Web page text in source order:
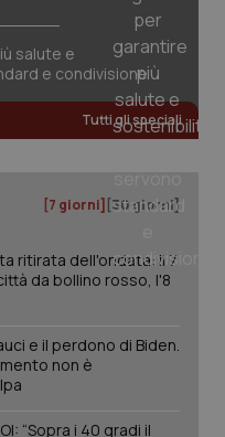
salute e
e condivisione
Tutti gli speciali
[7 giorni] [30 giorni]
ritirata dell'ondata: il 7
da bollino rosso, l'8
e il perdono di Biden.
non è
“Sopra i 40 gradi il
www.quotidianosanita.it
2
www.quotidianosanita.it
.quotidianosanita.it